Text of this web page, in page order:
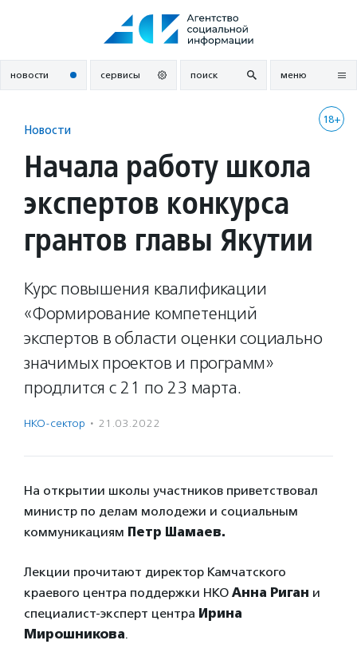
новости сервисы поиск меню
18+
Новости
Начала работу школа
экспертов конкурса
грантов главы Якутии
Курс повышения квалификации
«Формирование компетенций
экспертов в области оценки социально
значимых проектов и программ»
продлится с 21 по 23 марта.
НКО-сектор · 21.03.2022
На открытии школы участников приветствовал
министр по делам молодежи и социальным
коммуникациям Петр Шамаев.
Лекции прочитают директор Камчатского
краевого центра поддержки НКО Анна Риган и
специалист-эксперт центра Ирина
Мирошникова.